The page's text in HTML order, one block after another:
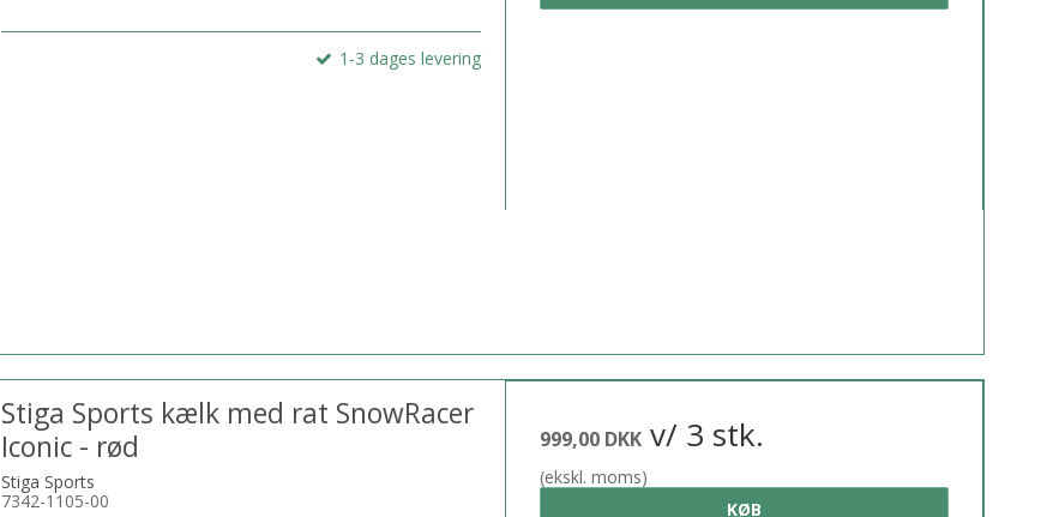
1-3 dages levering
Stiga Sports kælk med rat SnowRacer
Iconic - rød
Stiga Sports
7342-1105-00
999,00 DKKv/ 3 stk.
(ekskl. moms)
KØB